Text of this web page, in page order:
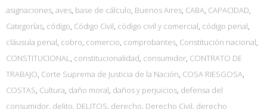
asignaciones, aves, base de cálculo, Buenos Aires, CABA, CAPACIDAD,
Categorías, código, Código Civil, código civil y comercial, código penal,
cláusula penal, cobro, comercio, comprobantes, Constitución nacional,
CONSTITUCIONAL, constitucionalidad, consumidor, CONTRATO DE
TRABAJO, Corte Suprema de Justicia de la Nación, COSA RIESGOSA,
COSTAS, Cultura, daño moral, daños y perjuicios, defensa del
consumidor, delito, DELITOS, derecho, Derecho Civil, derecho